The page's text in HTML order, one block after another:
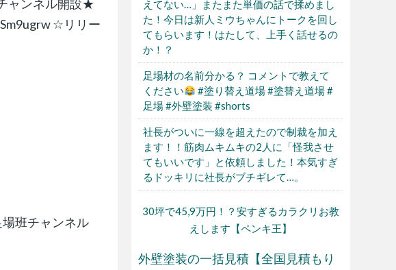
ャンネル開設★
☆リリー
班チャンネル
えてない…」またまた単価の話で揉めまし
た！今日は新人ミウちゃんにトークを回し
てもらいます！はたして、上手く話せるの
か！？
足場材の名前分かる？ コメントで教えて
ください
#塗り替え道場 #塗替え道場 #
足場 #外壁塗装 #shorts
社長がついに一線を超えたので制裁を加え
ます！！筋肉ムキムキの2人に「怪我させ
てもいいです」と依頼しました！本気すぎ
るドッキリに社長がブチギレて…。
30坪で45,9万円！？安すぎるカラクリお教
えします【ペンキ王】
外壁塗装の一括見積【全国見積もり